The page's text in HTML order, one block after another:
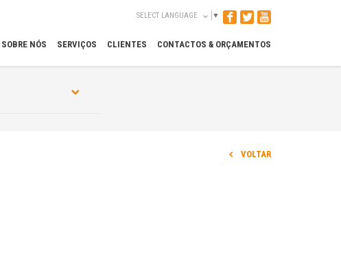
SELECT LANGUAGE ▼
SOBRE NÓS SERVIÇOS CLIENTES CONTACTOS & ORÇAMENTOS
VOLTAR